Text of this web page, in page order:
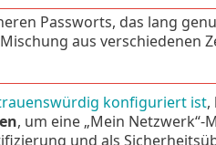
Passworts, das lang
aus verschiedenen
konfiguriert ist,
, um eine „Mein
und als